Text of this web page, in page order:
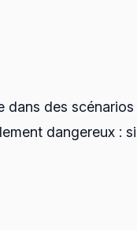
dans des
dangereux :